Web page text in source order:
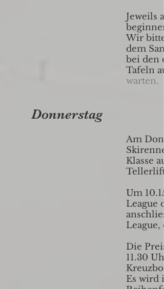
Jeweils
Wir
dem
bei den
Tafeln
warten.
Donnerstag
Am
Klasse
Um
League
Die
11.30
Es wird